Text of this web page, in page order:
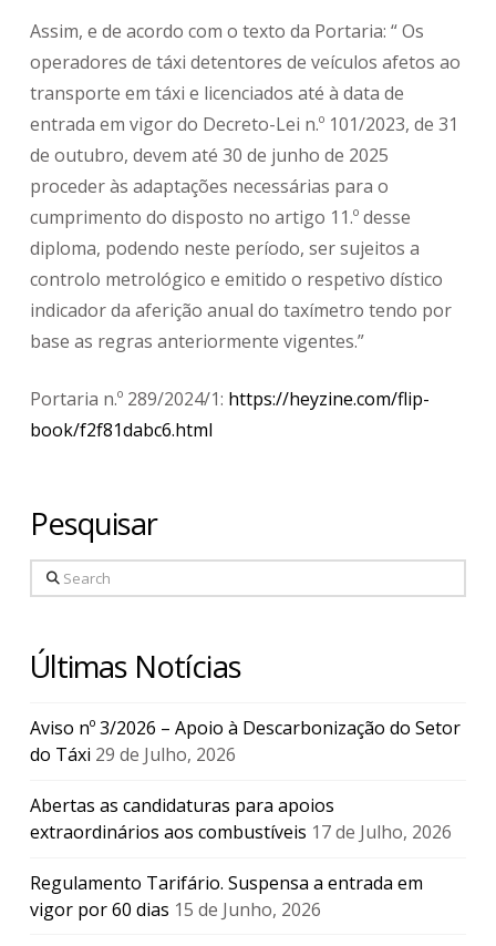
Assim, e de acordo com o texto da Portaria: “ Os
operadores de táxi detentores de veículos afetos ao
transporte em táxi e licenciados até à data de
entrada em vigor do Decreto-Lei n.º 101/2023, de 31
de outubro, devem até 30 de junho de 2025
proceder às adaptações necessárias para o
cumprimento do disposto no artigo 11.º desse
diploma, podendo neste período, ser sujeitos a
controlo metrológico e emitido o respetivo dístico
indicador da aferição anual do taxímetro tendo por
base as regras anteriormente vigentes.”
Portaria n.º 289/2024/1: https://heyzine.com/flip-
book/f2f81dabc6.html
Pesquisar
Search
Últimas Notícias
Aviso nº 3/2026 – Apoio à Descarbonização do Setor
do Táxi 29 de Julho, 2026
Abertas as candidaturas para apoios
extraordinários aos combustíveis 17 de Julho, 2026
Regulamento Tarifário. Suspensa a entrada em
vigor por 60 dias 15 de Junho, 2026